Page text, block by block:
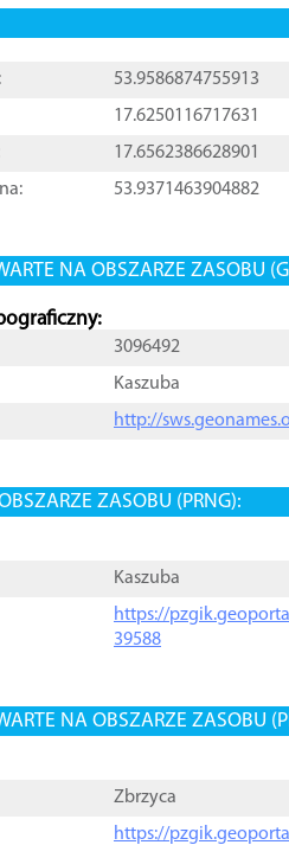
53.9586874755913
17.6250116717631
17.6562386628901
53.9371463904882
NA OBSZARZE ZASOBU
3096492
Kaszuba
http://
ZASOBU (PRNG):
Kaszuba
https://
39588
NA OBSZARZE ZASOBU
Zbrzyca
https://